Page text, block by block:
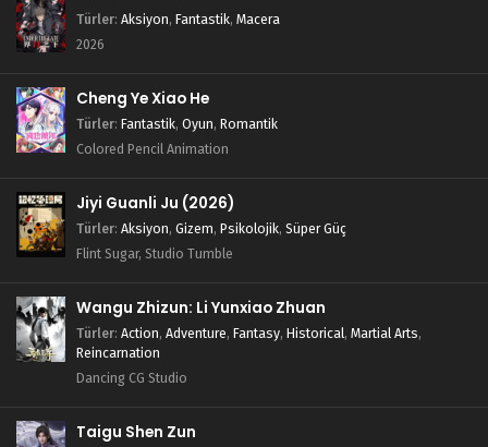
Türler: Aksiyon, Fantastik, Macera
2026
Cheng Ye Xiao He
Türler: Fantastik, Oyun, Romantik
Colored Pencil Animation
Jiyi Guanli Ju (2026)
Türler: Aksiyon, Gizem, Psikolojik, Süper Güç
Flint Sugar, Studio Tumble
Wangu Zhizun: Li Yunxiao Zhuan
Türler: Action, Adventure, Fantasy, Historical, Martial Arts,
Reincarnation
Dancing CG Studio
Taigu Shen Zun